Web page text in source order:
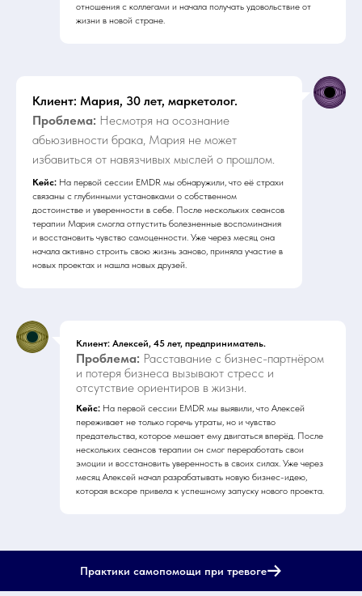
отношения с коллегами и начала получать удовольствие от
жизни в новой стране.
Клиент: Мария, 30 лет, маркетолог.
Проблема: Несмотря на осознание
абьюзивности брака, Мария не может
избавиться от навязчивых мыслей о прошлом.
Кейс: На первой сессии EMDR мы обнаружили, что её страхи
связаны с глубинными установками о собственном
достоинстве и уверенности в себе. После нескольких сеансов
терапии Мария смогла отпустить болезненные воспоминания
и восстановить чувство самоценности. Уже через месяц она
начала активно строить свою жизнь заново, приняла участие в
новых проектах и нашла новых друзей.
Клиент: Алексей, 45 лет, предприниматель.
Проблема: Расставание с бизнес-партнёром
и потеря бизнеса вызывают стресс и
отсутствие ориентиров в жизни.
Кейс: На первой сессии EMDR мы выявили, что Алексей
переживает не только горечь утраты, но и чувство
предательства, которое мешает ему двигаться вперёд. После
нескольких сеансов терапии он смог переработать свои
эмоции и восстановить уверенность в своих силах. Уже через
месяц Алексей начал разрабатывать новую бизнес-идею,
которая вскоре привела к успешному запуску нового проекта.
Практики самопомощи при тревоге